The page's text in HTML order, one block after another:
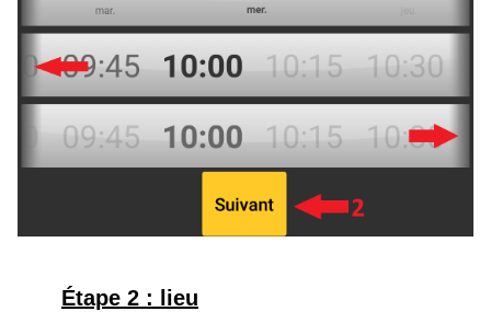
Étape 2 : lieu